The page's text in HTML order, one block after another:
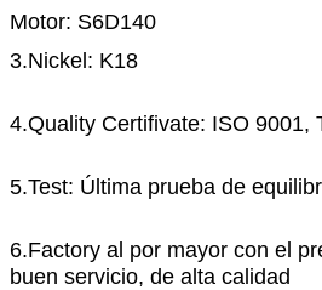
Motor: S6D140
3.Nickel: K18
4.Quality Certifivate: ISO 9001,
5.Test: Última prueba de
6.Factory al por mayor con el
buen servicio, de alta calidad